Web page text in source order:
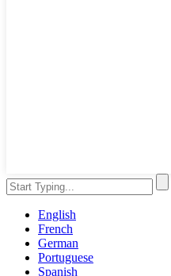
English
French
German
Portuguese
Spanish